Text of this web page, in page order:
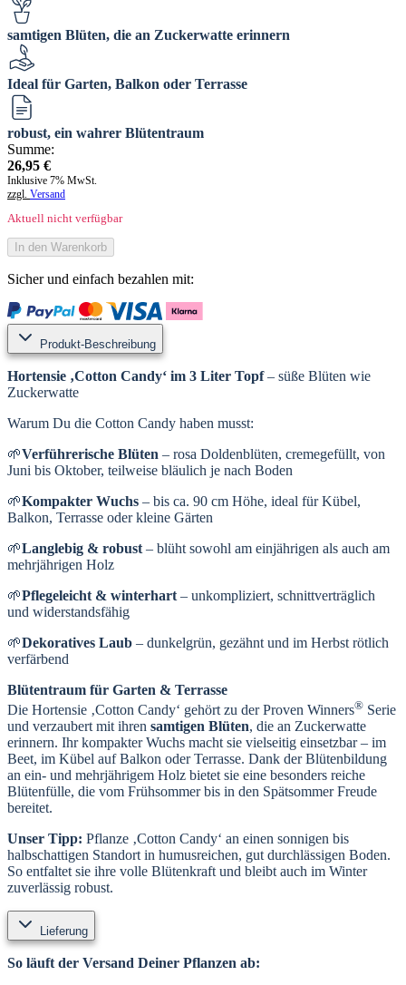
samtigen Blüten, die an Zuckerwatte erinnern
Ideal für Garten, Balkon oder Terrasse
robust, ein wahrer Blütentraum
Summe:
26,95 €
Inklusive 7% MwSt.
zzgl. Versand
Aktuell nicht verfügbar
In den Warenkorb
Sicher und einfach bezahlen mit:
Produkt-Beschreibung
Hortensie ‚Cotton Candy‘ im 3 Liter Topf– süße Blüten wie
Zuckerwatte
Warum Du die Cotton Candy haben musst:
🌱Verführerische Blüten – rosa Doldenblüten, cremegefüllt, von
Juni bis Oktober, teilweise bläulich je nach Boden
🌱Kompakter Wuchs – bis ca. 90 cm Höhe, ideal für Kübel,
Balkon, Terrasse oder kleine Gärten
🌱Langlebig & robust – blüht sowohl am einjährigen als auch am
mehrjährigen Holz
🌱Pflegeleicht & winterhart – unkompliziert, schnittverträglich
und widerstandsfähig
🌱Dekoratives Laub – dunkelgrün, gezähnt und im Herbst rötlich
verfärbend
Blütentraum für Garten & Terrasse
Die Hortensie ‚Cotton Candy‘ gehört zu der Proven Winners® Serie
und verzaubert mit ihren samtigen Blüten, die an Zuckerwatte
erinnern. Ihr kompakter Wuchs macht sie vielseitig einsetzbar – im
Beet, im Kübel auf Balkon oder Terrasse. Dank der Blütenbildung
an ein- und mehrjährigem Holz bietet sie eine besonders reiche
Blütenfülle, die vom Frühsommer bis in den Spätsommer Freude
bereitet.
Unser Tipp: Pflanze ‚Cotton Candy‘ an einen sonnigen bis
halbschattigen Standort in humusreichen, gut durchlässigen Boden.
So entfaltet sie ihre volle Blütenkraft und bleibt auch im Winter
zuverlässig robust.
Lieferung
So läuft der Versand Deiner Pflanzen ab: